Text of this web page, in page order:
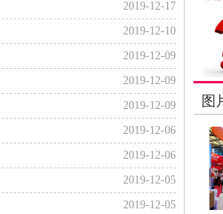
2019-12-17
2019-12-10
2019-12-09
2019-12-09
2019-12-09
2019-12-06
2019-12-06
2019-12-05
2019-12-05
图